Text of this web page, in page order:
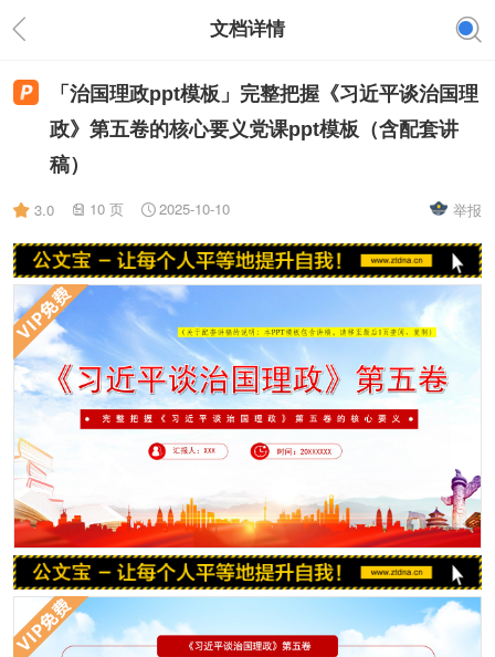
文档详情
「治国理政ppt模板」完整把握《习近平谈治国理
政》第五卷的核心要义党课ppt模板（含配套讲
稿）
3.0 10 页 2025-10-10 举报